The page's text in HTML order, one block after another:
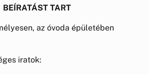
BEÍRATÁST TART
az óvoda épületében
iratok: